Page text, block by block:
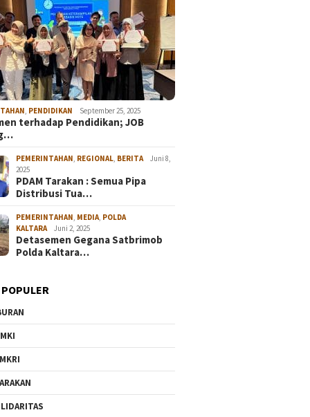
PENDIDIKAN September 25, 2025
terhadap Pendidikan; JOB
PEMERINTAHAN REGIONAL BERITA
Juni 8,
2025
PDAM Tarakan : Semua Pipa
Distribusi Tua…
PEMERINTAHAN MEDIA POLDA
KALTARA
Juni 2, 2025
Detasemen Gegana Satbrimob
Polda Kaltara…